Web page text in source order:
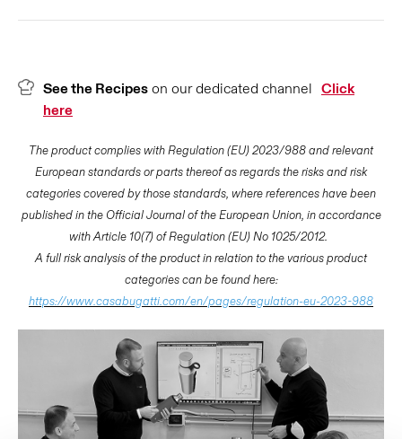
See the Recipes on our dedicated channel Click
here
The product complies with Regulation (EU) 2023/988 and relevant
European standards or parts thereof as regards the risks and risk
categories covered by those standards, where references have been
published in the Official Journal of the European Union, in accordance
with Article 10(7) of Regulation (EU) No 1025/2012.
A full risk analysis of the product in relation to the various product
categories can be found here:
https://www.casabugatti.com/en/pages/regulation-eu-2023-988